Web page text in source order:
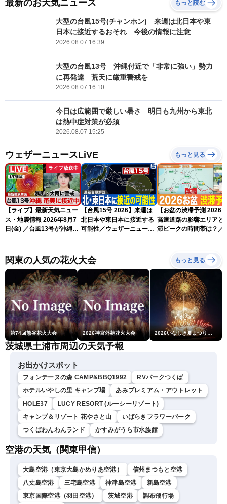
最新のお天気ニュース もっと読む
大型の台風15号(チャンホン) 来週は北日本や東
日本に接近するおそれ 今後の情報に注意
2026.08.07 16:39
大型の台風13号 沖縄付近で「非常に強い」勢力
に再発達 荒天に厳重警戒を
2026.08.07 16:10
今日は広範囲で厳しい暑さ 明日も九州から東北
は熱中症対策が必須
2026.08.07 15:25
ウェザーニュースLiVE もっと見る
ライブ放送中
【ライブ】最新天気ニュー
ス・地震情報 2026年8月7
日(金) ／台風13号が沖縄・
ュースLiVEイブニング・小
川千奈／内藤邦裕〉
【台風15号 2026】来週は
北日本や東日本に接近する
可能性／ウェザーニュース
【お盆の渋滞予測 2026】
高速道路の影響エリアと
滞ピークの時間帯は？／
関東の人気の花火大会 もっと見る
第74回熊谷花火大会 2026神宮外苑花火大会 2026いなしき夏まつり花火大会
茨城県土浦市周辺の天気予報
お出かけスポット
フォンテーヌの森 CAMP&BBQ1992
RVパークつくば
ホテルいやしの里 キャンプ場
あみプレミアム・アウトレット
HOLE37
LUCY RESORT (ルーシーリゾート)
キャンプ＆リゾート 花やさと山
いばらきフラワーパーク
つくばわんわんランド
かすみがうら市水族館
空港の天気（関東甲信）
大島空港（東京大島かめりあ空港）
信州まつもと空港
八丈島空港
三宅島空港 神津島空港
新島空港
東京国際空港（羽田空港）
茨城空港 調布飛行場